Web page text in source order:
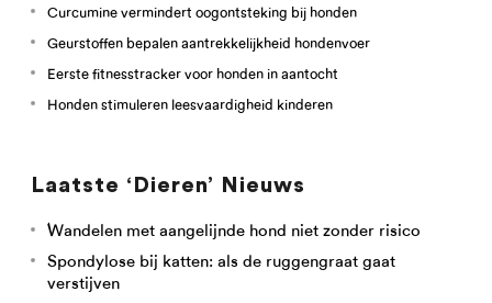
Curcumine vermindert oogontsteking bij honden
Geurstoffen bepalen aantrekkelijkheid hondenvoer
Eerste fitnesstracker voor honden in aantocht
Honden stimuleren leesvaardigheid kinderen
Laatste ‘Dieren’ Nieuws
Wandelen met aangelijnde hond niet zonder risico
Spondylose bij katten: als de ruggengraat gaat
verstijven